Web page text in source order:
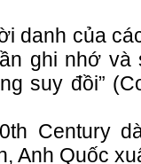
danh của
ghi nhớ và
suy đồi”
Century
Anh Quốc